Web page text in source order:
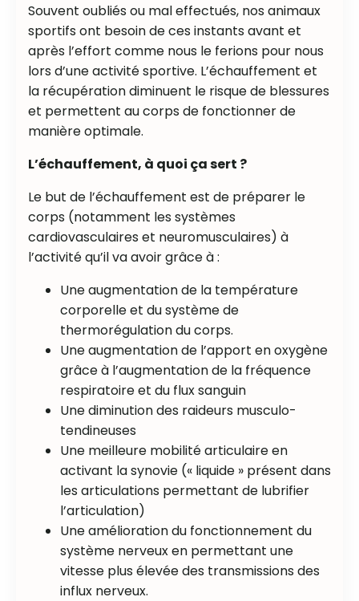
Souvent oubliés ou mal effectués, nos animaux
sportifs ont besoin de ces instants avant et
après l’effort comme nous le ferions pour nous
lors d’une activité sportive. L’échauffement et
la récupération diminuent le risque de blessures
et permettent au corps de fonctionner de
manière optimale.
L’échauffement, à quoi ça sert ?
Le but de l’échauffement est de préparer le
corps (notamment les systèmes
cardiovasculaires et neuromusculaires) à
l’activité qu’il va avoir grâce à :
Une augmentation de la température
corporelle et du système de
thermorégulation du corps.
Une augmentation de l’apport en oxygène
grâce à l’augmentation de la fréquence
respiratoire et du flux sanguin
Une diminution des raideurs musculo-
tendineuses
Une meilleure mobilité articulaire en
activant la synovie (« liquide » présent dans
les articulations permettant de lubrifier
l’articulation)
Une amélioration du fonctionnement du
système nerveux en permettant une
vitesse plus élevée des transmissions des
influx nerveux.